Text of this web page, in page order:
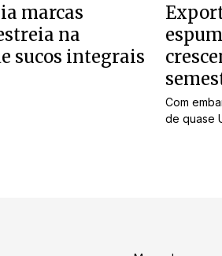
marcas
na
sucos integrais
Com
de quase